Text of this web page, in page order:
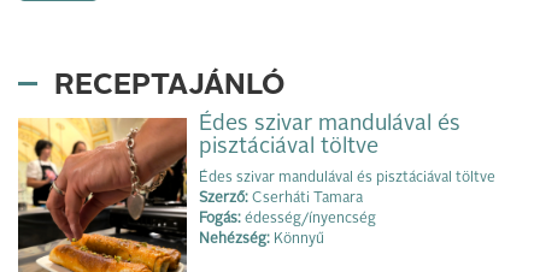
RECEPTAJÁNLÓ
Édes szivar mandulával és
pisztáciával töltve
Édes szivar mandulával és pisztáciával töltve
Szerző: Cserháti Tamara
Fogás: édesség/ínyencség
Nehézség: Könnyű